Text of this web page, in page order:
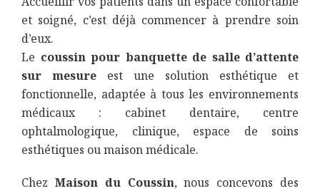
et soigné, c’est déjà commencer à prendre soin
d’eux.
Le coussin pour banquette de salle d’attente
sur mesure est une solution esthétique et
fonctionnelle, adaptée à tous les environnements
médicaux : cabinet dentaire, centre
ophtalmologique, clinique, espace de soins
esthétiques ou maison médicale.
Chez Maison du Coussin, nous concevons des